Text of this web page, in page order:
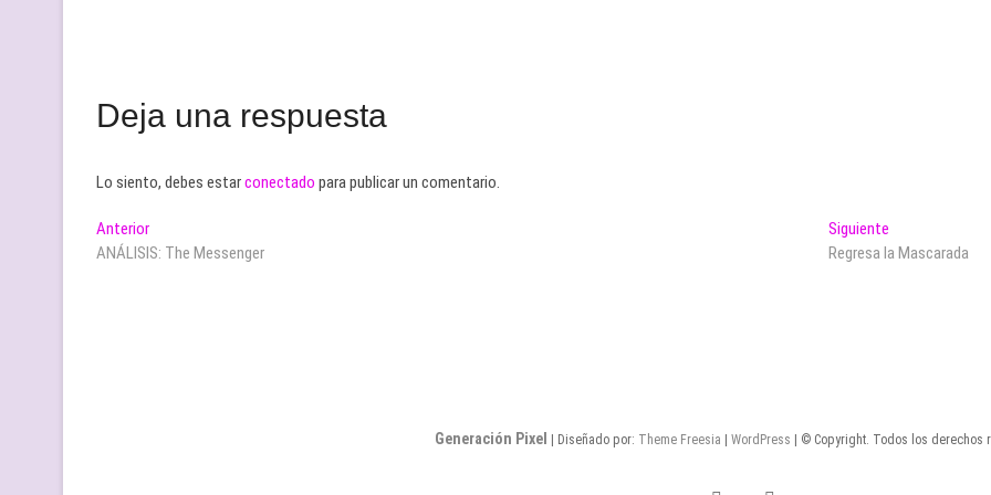
Deja una respuesta
Lo siento, debes estarconectado para publicar un comentario.
Navegación
de
AnteriorEntrada
anterior:
ANÁLISIS: The Messenger
Siguiente
siguiente:
Regresa la Mascarada
Generación Pixel | Diseñado por: Theme Freesia WordPress | © Copyright. Todos los derechos